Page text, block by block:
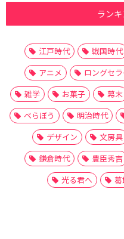
ラン
江戸時代 戦国時代
アニメ
ロングセ
雑学
お菓子 幕末
べらぼう
明治時代
デザイン
文房具
鎌倉時代
豊臣秀吉
光る君へ
葛